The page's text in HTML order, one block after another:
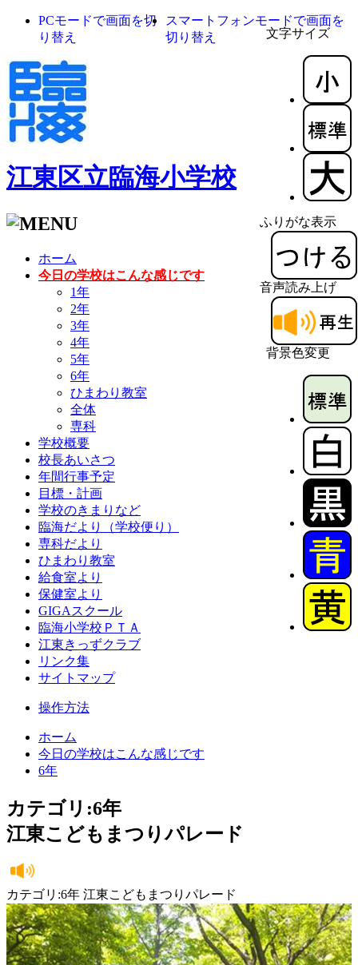
文字サイズ
ふりがな表示
音声読み上げ
背景色変更
PCモードで画面を切
り替え
スマートフォンモードで画面を
切り替え
江東区立臨海小学校
ホーム
今日の学校はこんな感じです
1年
2年
3年
4年
5年
6年
ひまわり教室
全体
専科
学校概要
校長あいさつ
年間行事予定
目標・計画
学校のきまりなど
臨海だより（学校便り）
専科だより
ひまわり教室
給食室より
保健室より
GIGAスクール
臨海小学校ＰＴＡ
江東きっずクラブ
リンク集
サイトマップ
操作方法
ホーム
今日の学校はこんな感じです
6年
カテゴリ:6年
江東こどもまつりパレード
カテゴリ:6年 江東こどもまつりパレード